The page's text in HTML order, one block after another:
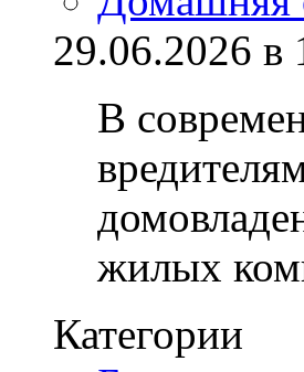
29.06.2026 в
В
жилых
Категории